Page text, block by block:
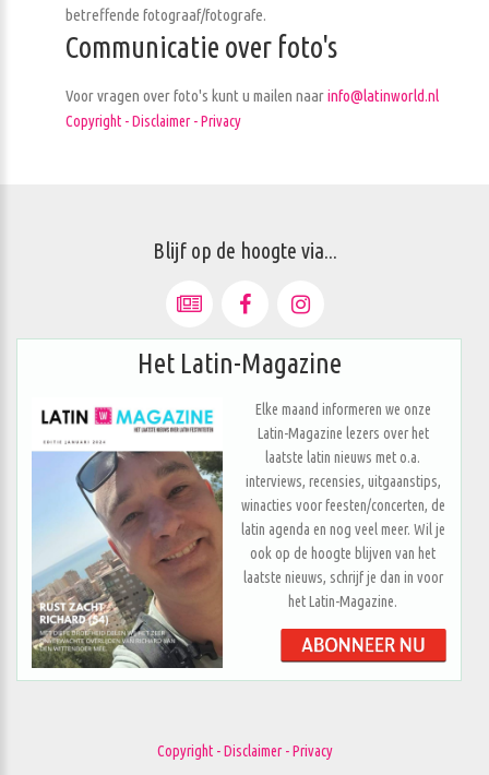
betreffende fotograaf/fotografe.
Communicatie over foto's
Voor vragen over foto's kunt u mailen naarinfo@latinworld.nl
Copyright - Disclaimer - Privacy
Blijf op de hoogte via...
Het Latin-Magazine
Elke maand informeren we onze
Latin-Magazine lezers over het
laatste latin nieuws met o.a.
interviews, recensies, uitgaanstips,
winacties voor feesten/concerten, de
latin agenda en nog veel meer. Wil je
ook op de hoogte blijven van het
laatste nieuws, schrijf je dan in voor
het Latin-Magazine.
Copyright - Disclaimer - Privacy